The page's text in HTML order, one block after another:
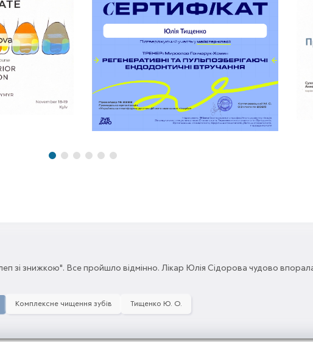
зі знижкою". Все пройшло відмінно. Лікар Юлія Сідорова чудово
Комплексне чищення зубів Тищенко Ю. О.